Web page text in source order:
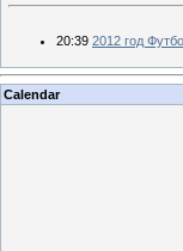
20:39 2012 год
Calendar